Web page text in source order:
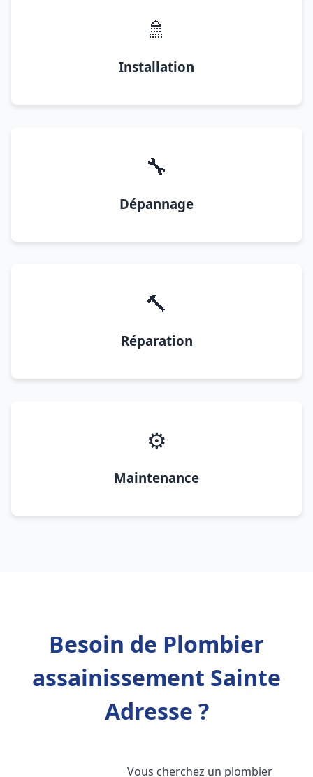
🚿
Installation
🔧
Dépannage
🔨
Réparation
⚙️
Maintenance
Besoin de Plombier
assainissement Sainte
Adresse ?
Vous cherchez un plombier